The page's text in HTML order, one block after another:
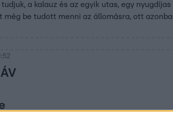
a kalauz és az egyik utas, egy
még be tudott menni az állomásra, ott